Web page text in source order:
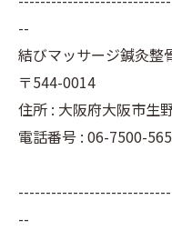
--
結びマッサージ鍼灸整
〒544-0014
住所 : 大阪府大阪市生
電話番号 : 06-7500-
--